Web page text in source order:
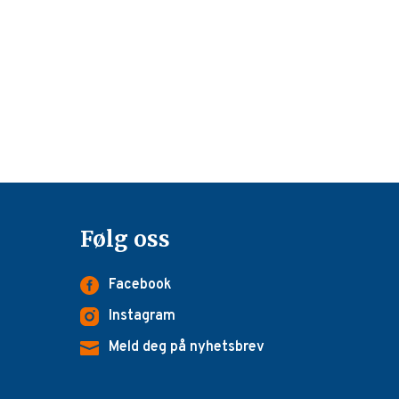
Følg oss
Facebook
Instagram
Meld deg på nyhetsbrev